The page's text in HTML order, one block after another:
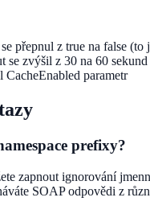
přepnul z true na false (to
se zvýšil z 30 na 60 sekund
CacheEnabled parametr
prefixy?
zapnout ignorování
SOAP odpovědi z